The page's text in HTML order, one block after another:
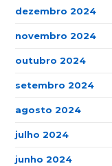
dezembro 2024
novembro 2024
outubro 2024
setembro 2024
agosto 2024
julho 2024
junho 2024